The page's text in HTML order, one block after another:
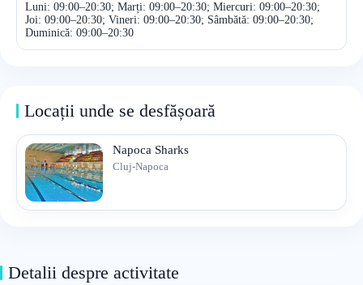
Luni: 09:00–20:30; Marți: 09:00–20:30; Miercuri: 09:00–20:30;
Joi: 09:00–20:30; Vineri: 09:00–20:30; Sâmbătă: 09:00–20:30;
Duminică: 09:00–20:30
Locații unde se desfășoară
Napoca Sharks
Cluj-Napoca
Detalii despre activitate